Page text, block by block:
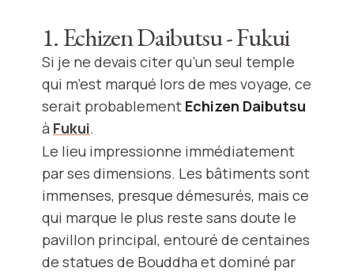
1. Echizen Daibutsu - Fukui
Si je ne devais citer qu’un seul temple
qui m’est marqué lors de mes voyage, ce
serait probablement Echizen Daibutsu
à Fukui.
Le lieu impressionne immédiatement
par ses dimensions. Les bâtiments sont
immenses, presque démesurés, mais ce
qui marque le plus reste sans doute le
pavillon principal, entouré de centaines
de statues de Bouddha et dominé par